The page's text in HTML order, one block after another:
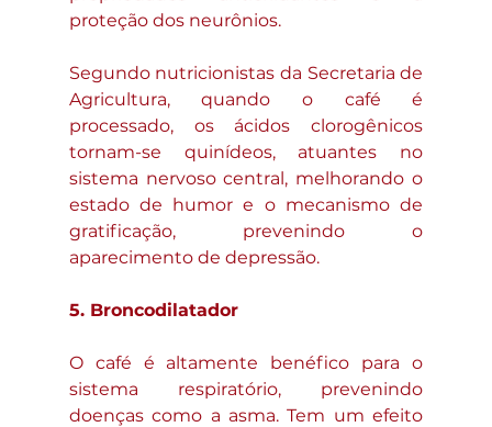
proteção dos neurônios.
Segundo nutricionistas da Secretaria de
Agricultura, quando o café é
processado, os ácidos clorogênicos
tornam-se quinídeos, atuantes no
sistema nervoso central, melhorando o
estado de humor e o mecanismo de
gratificação, prevenindo o
aparecimento de depressão.
5. Broncodilatador
O café é altamente benéfico para o
sistema respiratório, prevenindo
doenças como a asma. Tem um efeito